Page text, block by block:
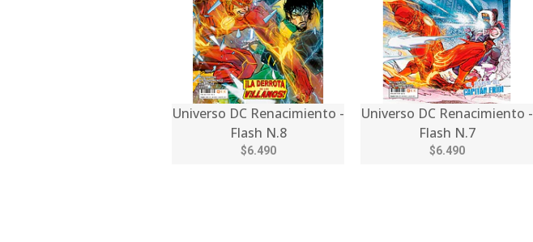
Universo DC Renacimiento -
Flash N.8
$6.490
Universo DC Renacimiento -
Flash N.7
$6.490